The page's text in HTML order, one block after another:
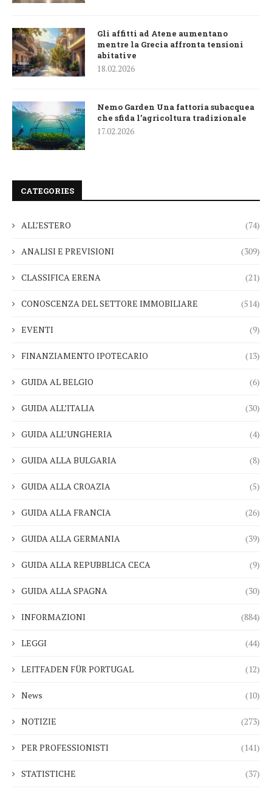
Gli affitti ad Atene aumentano
mentre la Grecia affronta tensioni
abitative
18.02.2026
Nemo Garden Una fattoria subacquea
che sfida l’agricoltura tradizionale
17.02.2026
CATEGORIES
ALL’ESTERO (74)
ANALISI E PREVISIONI (309)
CLASSIFICA ERENA (21)
CONOSCENZA DEL SETTORE IMMOBILIARE (514)
EVENTI (9)
FINANZIAMENTO IPOTECARIO (13)
GUIDA AL BELGIO (6)
GUIDA ALL’ITALIA (30)
GUIDA ALL’UNGHERIA (4)
GUIDA ALLA BULGARIA (8)
GUIDA ALLA CROAZIA (5)
GUIDA ALLA FRANCIA (26)
GUIDA ALLA GERMANIA (39)
GUIDA ALLA REPUBBLICA CECA (9)
GUIDA ALLA SPAGNA (30)
INFORMAZIONI (884)
LEGGI (44)
LEITFADEN FÜR PORTUGAL (12)
News (10)
NOTIZIE (273)
PER PROFESSIONISTI (141)
STATISTICHE (37)